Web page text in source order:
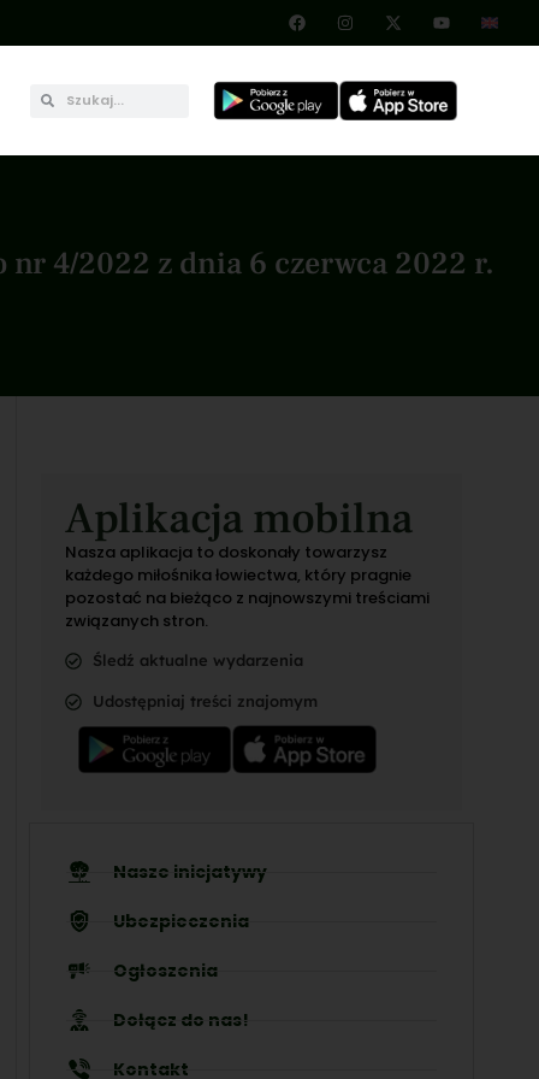
nr 4/2022 z dnia 6 czerwca 2022 r.
Aplikacja mobilna
Nasza aplikacja to doskonały towarzysz
każdego miłośnika łowiectwa, który pragnie
pozostać na bieżąco z najnowszymi treściami
związanych stron.
Śledź aktualne wydarzenia
Udostępniaj treści znajomym
Nasze inicjatywy
Ubezpieczenia
Ogłoszenia
Dołącz do nas!
Kontakt